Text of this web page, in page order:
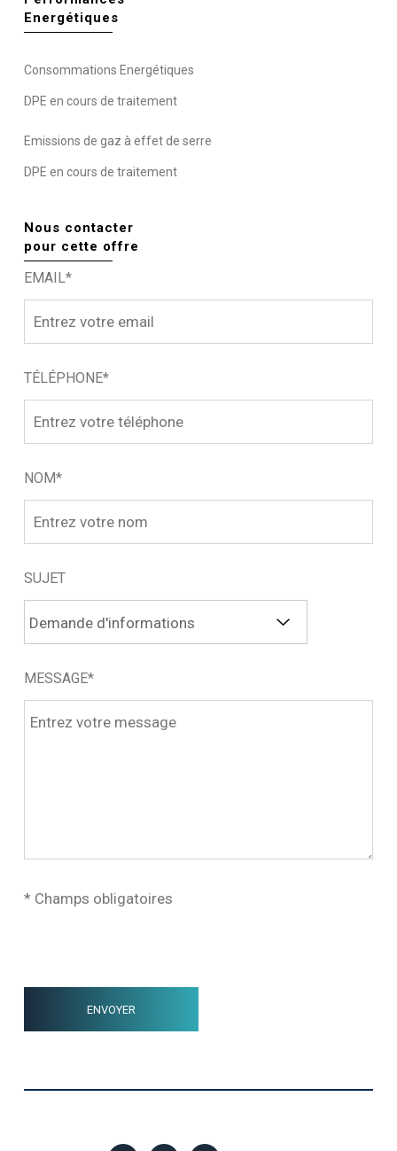
Energétiques
Consommations Energétiques
DPE en cours de traitement
Emissions de gaz à effet de serre
DPE en cours de traitement
Nous contacter
pour cette offre
EMAIL*
TÉLÉPHONE*
NOM*
SUJET
MESSAGE*
* Champs obligatoires